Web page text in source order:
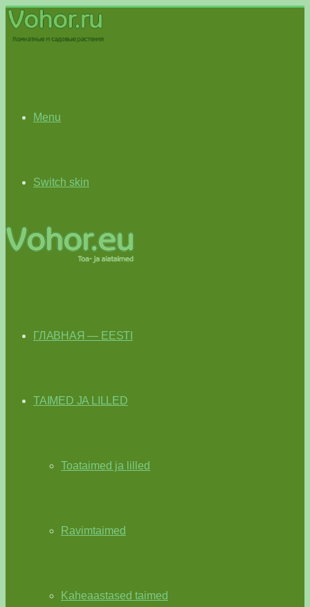
Menu
Switch skin
ГЛАВНАЯ — EESTI
TAIMED JA LILLED
Toataimed ja lilled
Ravimtaimed
Kaheaastased taimed